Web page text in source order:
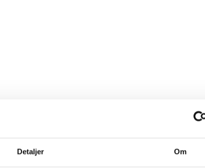
Detaljer Om